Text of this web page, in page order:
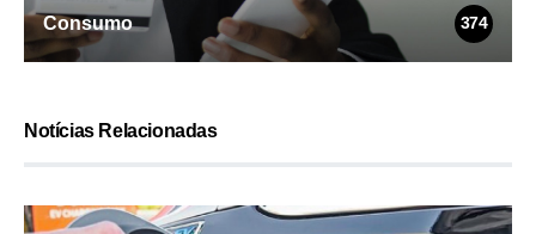
Consumo 374
Notícias Relacionadas